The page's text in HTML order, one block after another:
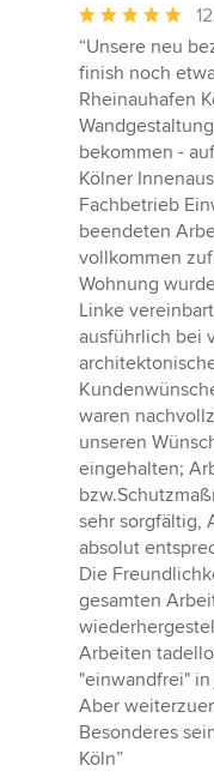
Bewertung:
5
von
5
Sternen
“Unsere neu
finish noch
Rheinauhafen
bekommen -
Kölner
Fachbetrieb
beendeten
vollkommen
Wohnung
Linke
ausführlich bei
waren
unseren
eingehalten;
sehr sorgfältig,
absolut
Die
gesamten
Arbeiten
"einwandfrei"
Aber
Besonderes
Köln”